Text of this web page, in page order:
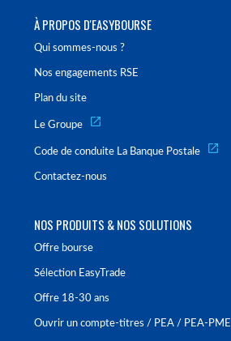
À PROPOS D'EASYBOURSE
Qui sommes-nous ?
Nos engagements RSE
Plan du site
Le Groupe
Code de conduite La Banque Postale
Contactez-nous
NOS PRODUITS & NOS SOLUTIONS
Offre bourse
Sélection EasyTrade
Offre 18-30 ans
Ouvrir un compte-titres / PEA / PEA-PME